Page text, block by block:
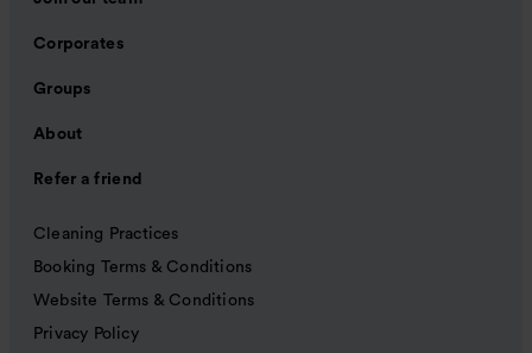
Corporates
Groups
About
Refer a friend
Cleaning Practices
Booking Terms & Conditions
Website Terms & Conditions
Privacy Policy